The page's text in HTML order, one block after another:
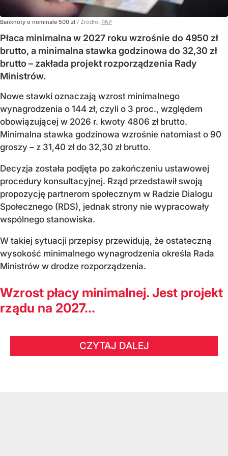
Banknoty o nominale 500 zł / Źródło: PAP
Płaca minimalna w 2027 roku wzrośnie do 4950 zł
brutto, a minimalna stawka godzinowa do 32,30 zł
brutto – zakłada projekt rozporządzenia Rady
Ministrów.
Nowe stawki oznaczają wzrost minimalnego
wynagrodzenia o 144 zł, czyli o 3 proc., względem
obowiązującej w 2026 r. kwoty 4806 zł brutto.
Minimalna stawka godzinowa wzrośnie natomiast o 90
groszy – z 31,40 zł do 32,30 zł brutto.
Decyzja została podjęta po zakończeniu ustawowej
procedury konsultacyjnej. Rząd przedstawił swoją
propozycję partnerom społecznym w Radzie Dialogu
Społecznego (RDS), jednak strony nie wypracowały
wspólnego stanowiska.
W takiej sytuacji przepisy przewidują, że ostateczną
wysokość minimalnego wynagrodzenia określa Rada
Ministrów w drodze rozporządzenia.
Wzrost płacy minimalnej. Jest projekt
rządu na 2027...
CZYTAJ DALEJ